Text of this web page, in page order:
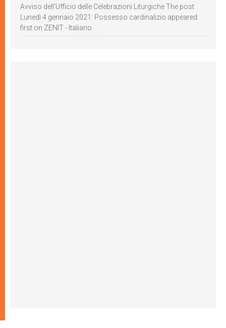
Avviso dell’Ufficio delle Celebrazioni Liturgiche The post
Lunedì 4 gennaio 2021: Possesso cardinalizio appeared
first on ZENIT - Italiano.